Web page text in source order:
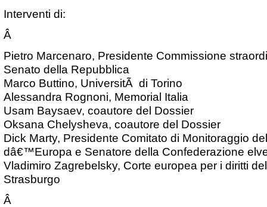
Interventi di:
Â
Pietro Marcenaro, Presidente Commissione
Senato della Repubblica
Marco Buttino, UniversitÃ di Torino
Alessandra Rognoni, Memorial Italia
Usam Baysaev, coautore del Dossier
Oksana Chelysheva, coautore del Dossier
Dick Marty, Presidente Comitato di Monitoraggio
dâ€™Europa e Senatore della Confederazione
Vladimiro Zagrebelsky, Corte europea per i diritti
Strasburgo
Â